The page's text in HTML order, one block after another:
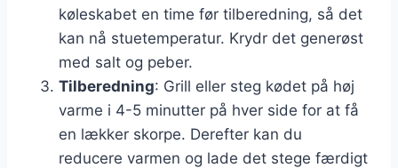
køleskabet en time før tilberedning, så det
kan nå stuetemperatur. Krydr det generøst
med salt og peber.
Tilberedning: Grill eller steg kødet på høj
varme i 4-5 minutter på hver side for at få
en lækker skorpe. Derefter kan du
reducere varmen og lade det stege færdigt